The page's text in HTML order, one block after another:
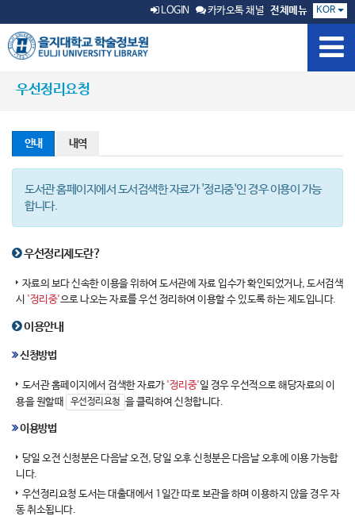
LOGIN 카카오톡 채널 전체메뉴 KOR
우선정리요청
안내 내역
도서관 홈페이지에서 도서검색한 자료가 '정리중'인 경우 이용이 가능
합니다.
우선정리제도란?
자료의 보다 신속한 이용을 위하여 도서관에 자료 입수가 확인되었거나, 도서검색
시 '정리중'으로 나오는 자료를 우선 정리하여 이용할 수 있도록 하는 제도입니다.
이용안내
신청방법
도서관 홈페이지에서 검색한 자료가 '정리중'일 경우 우선적으로 해당자료의 이
용을 원할때
우선정리요청 을 클릭하여 신청합니다.
이용방법
당일 오전 신청분은 다음날 오전, 당일 오후 신청분은 다음날 오후에 이용 가능합
니다.
우선정리요청 도서는 대출대에서 1일간 따로 보관을 하며 이용하지 않을 경우 자
동 취소됩니다.